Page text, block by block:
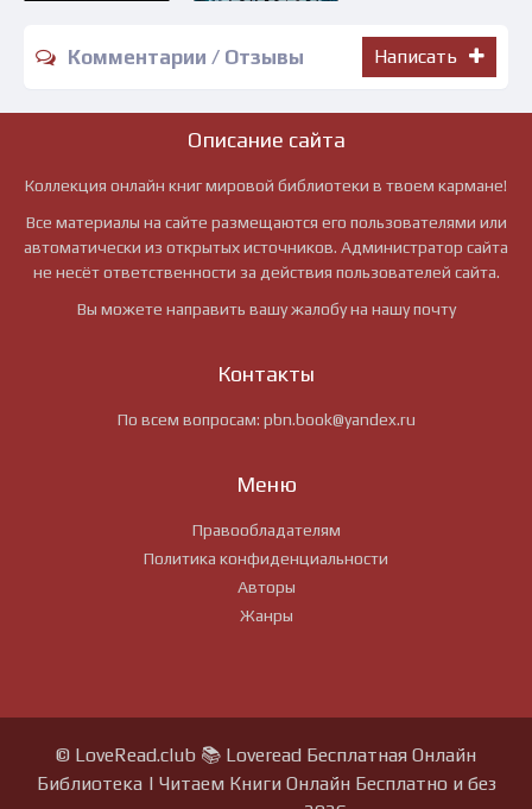
Комментарии / Отзывы Написать
Описание сайта
Коллекция онлайн книг мировой библиотеки в твоем кармане!
Все материалы на сайте размещаются его пользователями или
автоматически из открытых источников. Администратор сайта
не несёт ответственности за действия пользователей сайта.
Вы можете направить вашу жалобу на нашу почту
Контакты
По всем вопросам: pbn.book@yandex.ru
Меню
Правообладателям
Политика конфиденциальности
Авторы
Жанры
© LoveRead.club 📚 Loveread Бесплатная Онлайн
Библиотека | Читаем Книги Онлайн Бесплатно и без